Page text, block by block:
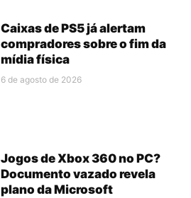
Caixas de PS5 já alertam
compradores sobre o fim da
mídia física
6 de agosto de 2026
Jogos de Xbox 360 no PC?
Documento vazado revela
plano da Microsoft